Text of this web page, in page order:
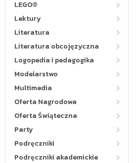
LEGO®
Lektury
Literatura
Literatura obcojęzyczna
Logopedia i pedagogika
Modelarstwo
Multimedia
Oferta Nagrodowa
Oferta Świąteczna
Party
Podręczniki
Podręczniki akademickie